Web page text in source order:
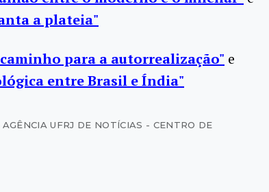
a plateia"
para a autorrealização" e
entre Brasil e Índia"
UFRJ DE NOTÍCIAS - CENTRO DE